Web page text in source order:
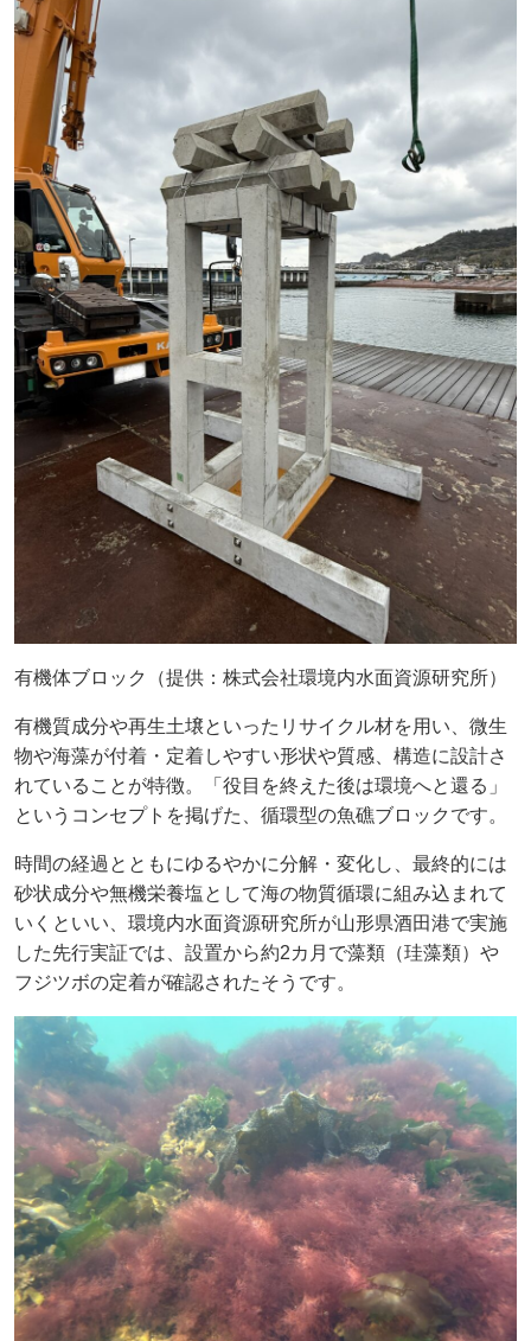
有機体ブロック（提供：株式会社環境内水面資源研究所）
有機質成分や再生土壌といったリサイクル材を用い、微生
物や海藻が付着・定着しやすい形状や質感、構造に設計さ
れていることが特徴。「役目を終えた後は環境へと還る」
というコンセプトを掲げた、循環型の魚礁ブロックです。
時間の経過とともにゆるやかに分解・変化し、最終的には
砂状成分や無機栄養塩として海の物質循環に組み込まれて
いくといい、環境内水面資源研究所が山形県酒田港で実施
した先行実証では、設置から約2カ月で藻類（珪藻類）や
フジツボの定着が確認されたそうです。